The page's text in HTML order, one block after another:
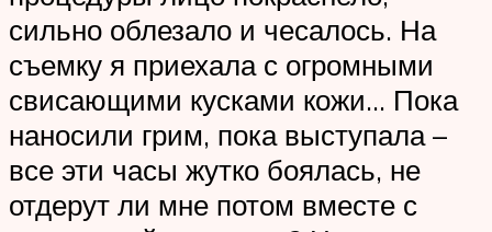
сильно облезало и чесалось. На
съемку я приехала с огромными
свисающими кусками кожи… Пока
наносили грим, пока выступала –
все эти часы жутко боялась, не
отдерут ли мне потом вместе с